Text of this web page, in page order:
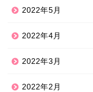
2022年5月
2022年4月
2022年3月
2022年2月